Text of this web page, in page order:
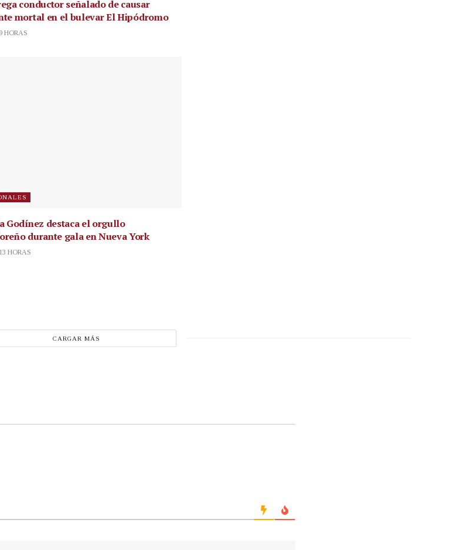
conductor señalado de causar
mortal en el bulevar El Hipódromo
HORAS
Godínez destaca el orgullo
durante gala en Nueva York
HORAS
CARGAR MÁS